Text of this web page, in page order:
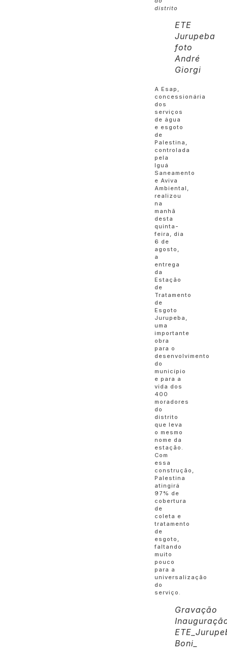
distrito
ETE
Jurupeba
foto
André
Giorgi
A Esap,
concessionária
dos
serviços
de água
e esgoto
de
Palestina,
controlada
pela
Iguá
Saneamento
e Aviva
Ambiental,
realizou
na
manhã
desta
quinta-
feira, dia
6 de
agosto,
a
entrega
da
Estação
de
Tratamento
de
Esgoto
Jurupeba,
uma
importante
obra
para o
desenvolvimento
do
município
e para a
vida dos
400
moradores
do
distrito
que leva
o mesmo
nome da
estação.
Com
essa
construção,
Palestina
atingirá
97% de
cobertura
de
coleta e
tratamento
de
esgoto,
faltando
muito
pouco
para a
universalização
do
serviço.
Gravação
Boni_